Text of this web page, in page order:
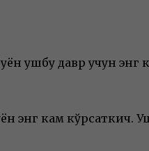
ушбу давр учун
энг кам кўрсаткич.